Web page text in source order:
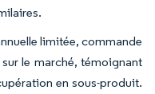
limitée, commande
le marché, témoignant
en sous-produit.